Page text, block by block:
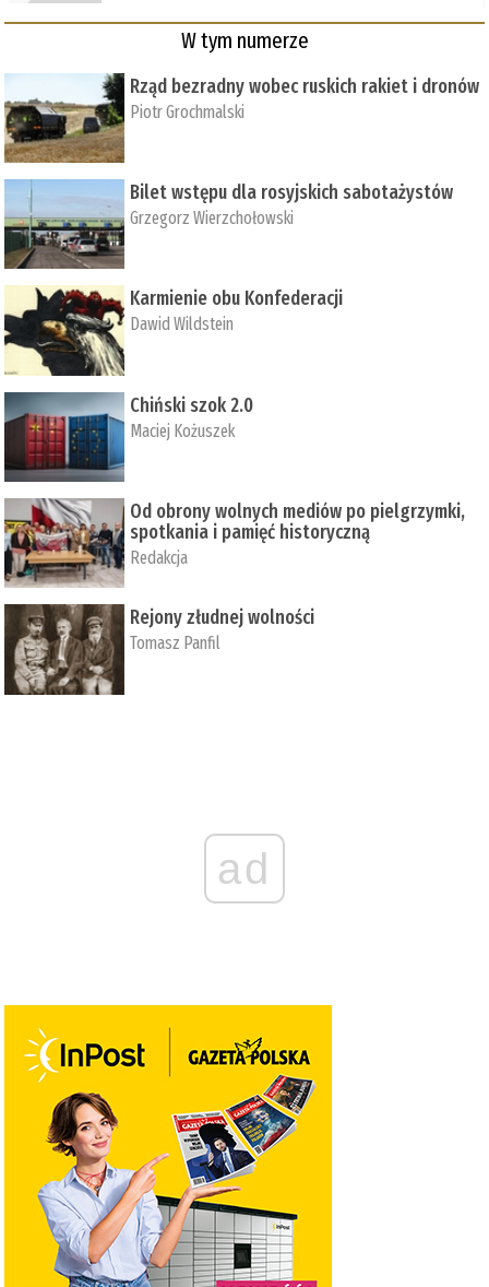
W tym numerze
Rząd bezradny wobec ruskich rakiet i dronów
Piotr Grochmalski
Bilet wstępu dla rosyjskich sabotażystów
Grzegorz Wierzchołowski
Karmienie obu Konfederacji
Dawid Wildstein
Chiński szok 2.0
Maciej Kożuszek
Od obrony wolnych mediów po pielgrzymki,
spotkania i pamięć historyczną
Redakcja
Rejony złudnej wolności
Tomasz Panfil
ad